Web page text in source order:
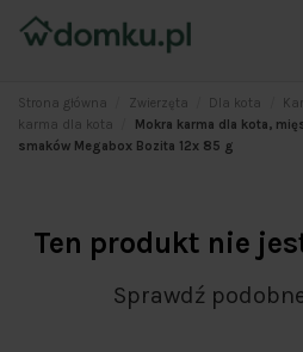
Strona główna Zwierzęta Dla kota
karma dla kota
Mokra karma dla kota,
smaków Megabox Bozita 12x 85 g
Ten produkt nie
Sprawdź